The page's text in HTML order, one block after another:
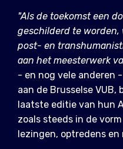
"Als de toekomst een
geschilderd te worden,
post- en
aan het meesterwerk
- en nog vele anderen
aan de Brusselse
laatste editie van hun
zoals steeds in de
lezingen, optredens en